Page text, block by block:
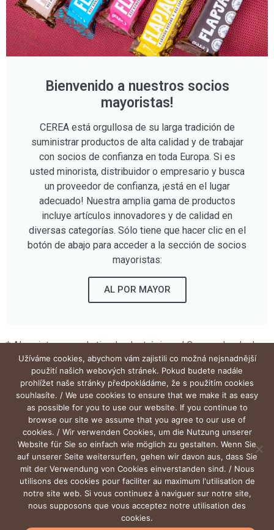
Bienvenido a nuestros socios
mayoristas!
CEREA está orgullosa de su larga tradición de
suministrar productos de alta calidad y de trabajar
con socios de confianza en toda Europa. Si es
usted minorista, distribuidor o empresario y busca
un proveedor de confianza, ¡está en el lugar
adecuado! Nuestra amplia gama de productos
incluye artículos innovadores y de calidad en
diversas categorías. Sólo tiene que hacer clic en el
botón de abajo para acceder a la sección de socios
mayoristas:
AL POR MAYOR
* Al registrarse en la tienda electrónica, el Comprador declara
expresamente que celebra el contrato con el Vendedor a
través de la interfaz web de la tienda exclusivamente en el
ámbito de su actividad comercial.
Užíváme cookies, abychom vám zajistili co možná nejsnadnější
použití našich webových stránek. Pokud budete nadále
prohlížet naše stránky předpokládáme, že s použitím cookies
souhlasíte. / We use cookies to ensure that we make it as easy
as possible for you to use our website. If you continue to
browse our site we assume that you agree to our use of
cookies. / Wir verwenden Cookies, um die Nutzung unserer
Website für Sie so einfach wie möglich zu gestalten. Wenn Sie
auf unserer Seite weitersurfen, gehen wir davon aus, dass Sie
mit der Verwendung von Cookies einverstanden sind. / Nous
utilisons des cookies pour faciliter au maximum l'utilisation de
notre site web. Si vous continuez à naviguer sur notre site,
nous supposons que vous acceptez notre utilisation des
cookies.